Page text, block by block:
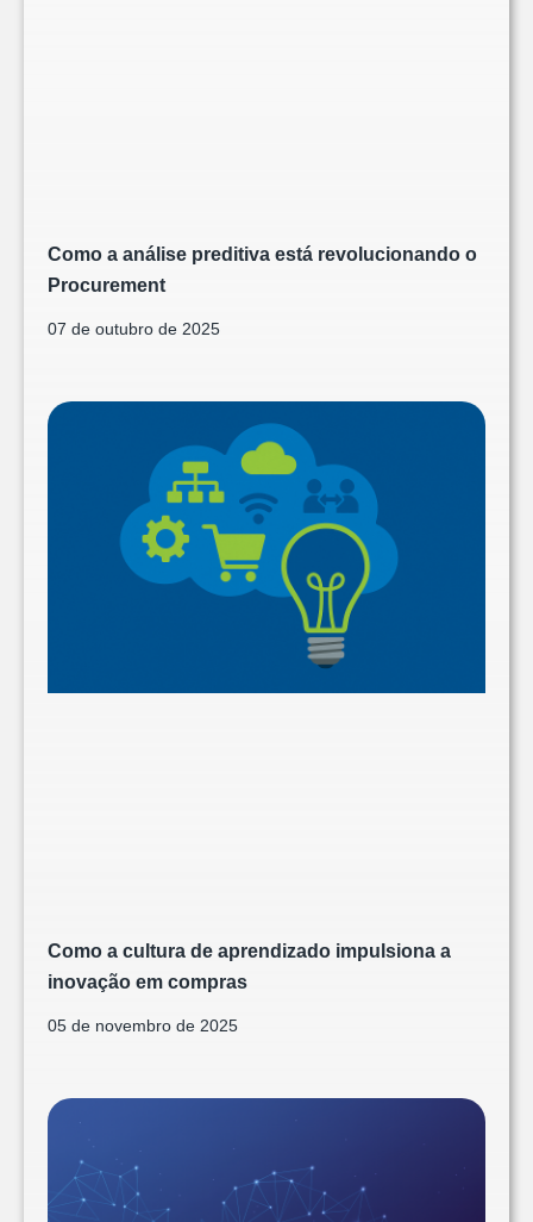
Como a análise preditiva está revolucionando o
Procurement
07 de outubro de 2025
Como a cultura de aprendizado impulsiona a
inovação em compras
05 de novembro de 2025